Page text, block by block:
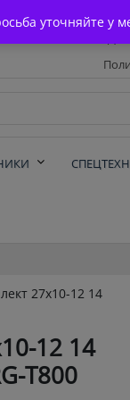
уточняйте у
27х10-12 14
12 14
T800